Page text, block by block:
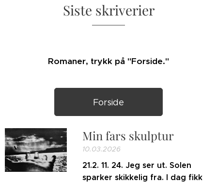
Siste skriverier
Romaner, trykk på "Forside."
Forside
Min fars skulptur
10.03.2026
21.2. 11. 24. Jeg ser ut. Solen
sparker skikkelig fra. I dag fikk